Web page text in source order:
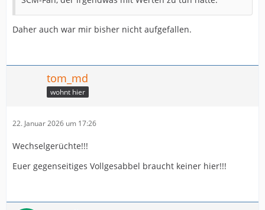
Daher auch war mir bisher nicht aufgefallen.
tom_md
wohnt hier
22. Januar 2026 um 17:26
Wechselgerüchte!!!
Euer gegenseitiges Vollgesabbel braucht keiner hier!!!